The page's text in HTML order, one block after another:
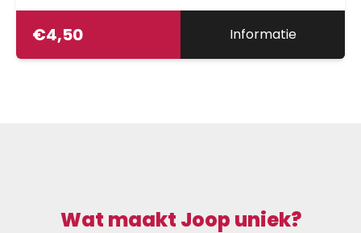
€4,50 Informatie
Wat maakt Joop uniek?